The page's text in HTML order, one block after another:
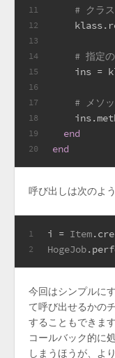
11
12
13
14
15
16
17
18
19
20
# クラ
# 指定
ins =
# メソ
end
end
呼び出しは次のよ
1
2
i = Item
HogeJob
今回はシンプルに
て呼び出せるかの
することもできます
コールバック的に
しまうほうが、よ